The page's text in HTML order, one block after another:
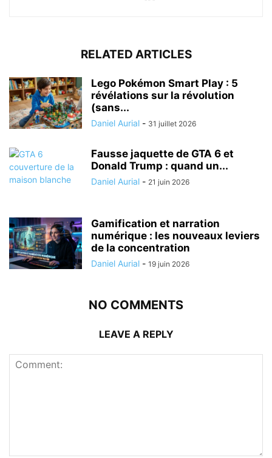
RELATED ARTICLES
Lego Pokémon Smart Play : 5
révélations sur la révolution
(sans...
Daniel Aurial - 31 juillet 2026
Fausse jaquette de GTA 6 et
Donald Trump : quand un...
Daniel Aurial - 21 juin 2026
Gamification et narration
numérique : les nouveaux leviers
de la concentration
Daniel Aurial - 19 juin 2026
NO COMMENTS
LEAVE A REPLY